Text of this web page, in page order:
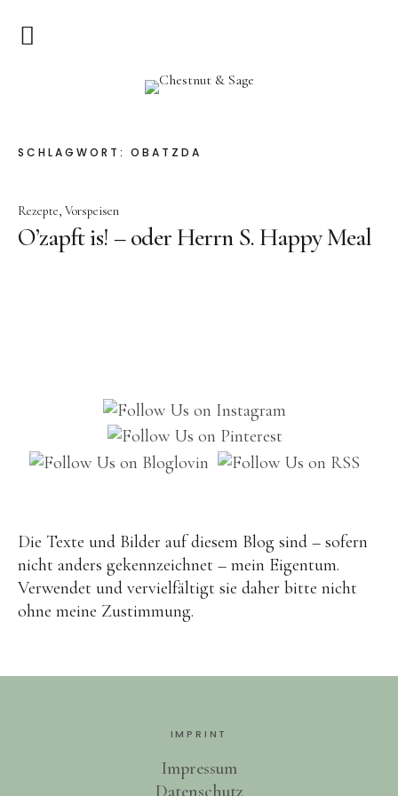
Chestnut & SageHome
Vorspeisen
Brot
Eis
Saft & Sirup
SCHLAGWORT: OBATZDA
Rezepte Vorspeisen
O’zapft is! – oder Herrn S. Happy Meal
Die Texte und Bilder auf diesem Blog sind – sofern
nicht anders gekennzeichnet – mein Eigentum.
Verwendet und vervielfältigt sie daher bitte nicht
ohne meine Zustimmung.
IMPRINT
Impressum
Datenschutz